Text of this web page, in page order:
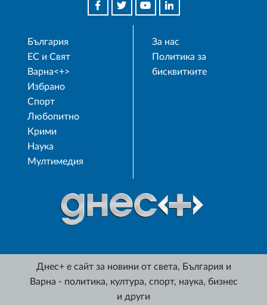
България
ЕС и Свят
Варна<+>
Избрано
Спорт
Любопитно
Крими
Наука
Мултимедия
За нас
Политика за
бисквитките
Днес+ е сайт за новини от света, България и
Варна - политика, култура, спорт, наука, бизнес
и други